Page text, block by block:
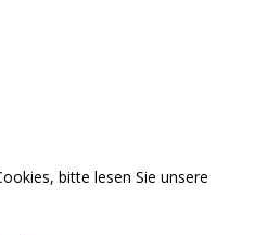
bitte lesen Sie unsere